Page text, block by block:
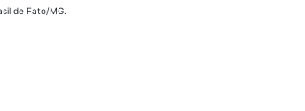
de Fato/MG.